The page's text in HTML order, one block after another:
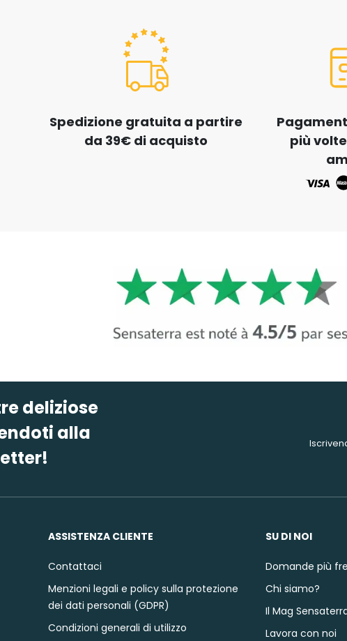
Spedizione gratuita a partire
da 39€ di acquisto
più
deliziose
alla
ASSISTENZA CLIENTE
Contattaci
Menzioni legali e policy sulla protezione
dei dati personali (GDPR)
Condizioni generali di utilizzo
SU DI NOI
Domande più
Chi siamo?
Il Mag
Lavora con noi